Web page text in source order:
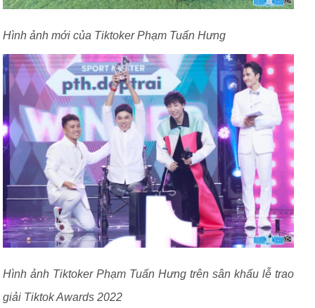
Hình ảnh mới của Tiktoker Phạm Tuấn Hưng
Hình ảnh Tiktoker Phạm Tuấn Hưng trên sân khấu lễ trao
giải Tiktok Awards 2022